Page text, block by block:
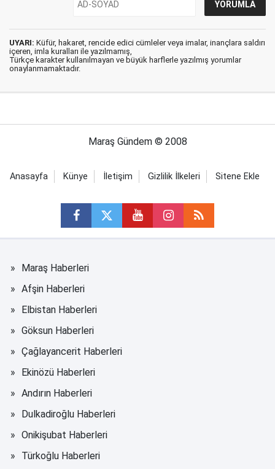
UYARI: Küfür, hakaret, rencide edici cümleler veya imalar, inançlara saldırı
içeren, imla kuralları ile yazılmamış,
Türkçe karakter kullanılmayan ve büyük harflerle yazılmış yorumlar
onaylanmamaktadır.
Maraş Gündem © 2008
Anasayfa Künye İletişim Gizlilik İlkeleri Sitene Ekle
Maraş Haberleri
Afşin Haberleri
Elbistan Haberleri
Göksun Haberleri
Çağlayancerit Haberleri
Ekinözü Haberleri
Andırın Haberleri
Dulkadiroğlu Haberleri
Onikişubat Haberleri
Türkoğlu Haberleri